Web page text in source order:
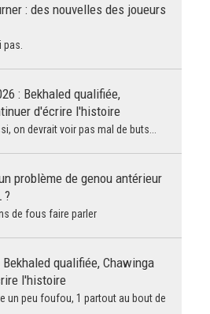
: des nouvelles des joueurs
: Bekhaled qualifiée,
d'écrire l'histoire
on devrait voir pas mal de buts...
problème de genou antérieur
?
de fous faire parler
Bekhaled qualifiée, Chawinga
l'histoire
un peu foufou, 1 partout au bout de